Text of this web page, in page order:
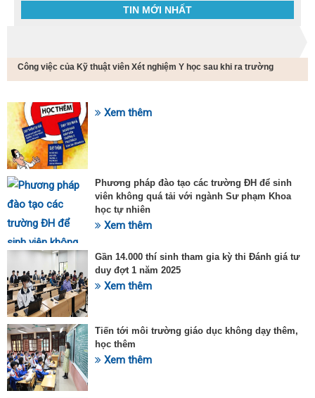
TIN MỚI NHẤT
Công việc của Kỹ thuật viên Xét nghiệm Y học sau khi ra trường
SỰ KIỆN HOT Xem thêm
Phương pháp đào tạo các trường ĐH để sinh
viên không quá tải với ngành Sư phạm Khoa
học tự nhiên
Xem thêm
Gần 14.000 thí sinh tham gia kỳ thi Đánh giá tư
duy đợt 1 năm 2025
Xem thêm
Tiến tới môi trường giáo dục không dạy thêm,
học thêm
Xem thêm